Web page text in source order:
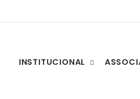
INSTITUCIONAL